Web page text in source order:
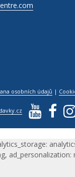
osobních údajů |
ad_personalization: